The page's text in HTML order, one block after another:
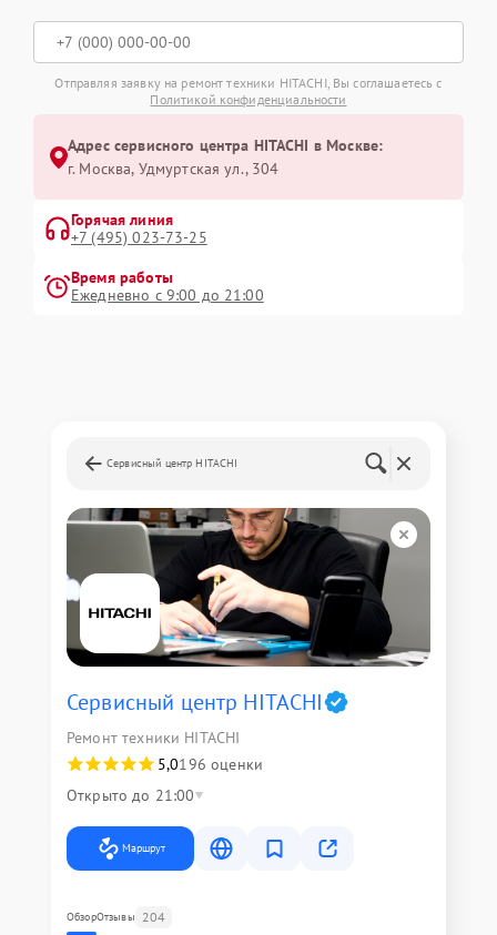
Отправляя заявку на ремонт техники HITACHI, Вы соглашаетесь с
Политикой конфиденциальности
Адрес сервисного центра HITACHI в Москве:
г. Москва, Удмуртская ул., 304
Горячая линия
+7 (495) 023-73-25
Время работы
Ежедневно с 9:00 до 21:00
Сервисный центр HITACHI
Сервисный центр HITACHI
Ремонт техники HITACHI
5,0196 оценки
Открыто до 21:00
Маршрут
ОбзорОтзывы 204